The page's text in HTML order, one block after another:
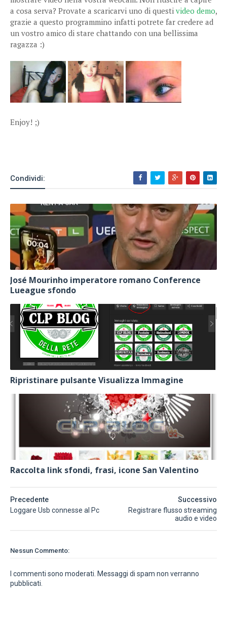
a cosa serva? Provate a scaricarvi uno di questi video demo,
grazie a questo programmino infatti potrete far credere ad
un vostro amico di stare chattando con una bellissima
ragazza :)
Enjoy! ;)
Condividi:
José Mourinho imperatore romano Conference
Lueague sfondo
Ripristinare pulsante Visualizza Immagine
Raccolta link sfondi, frasi, icone San Valentino
Successivo
Registrare flusso streaming
audio e video
Precedente
Loggare Usb connesse al Pc
Nessun Commento:
I commenti sono moderati. Messaggi di spam non verranno
pubblicati.